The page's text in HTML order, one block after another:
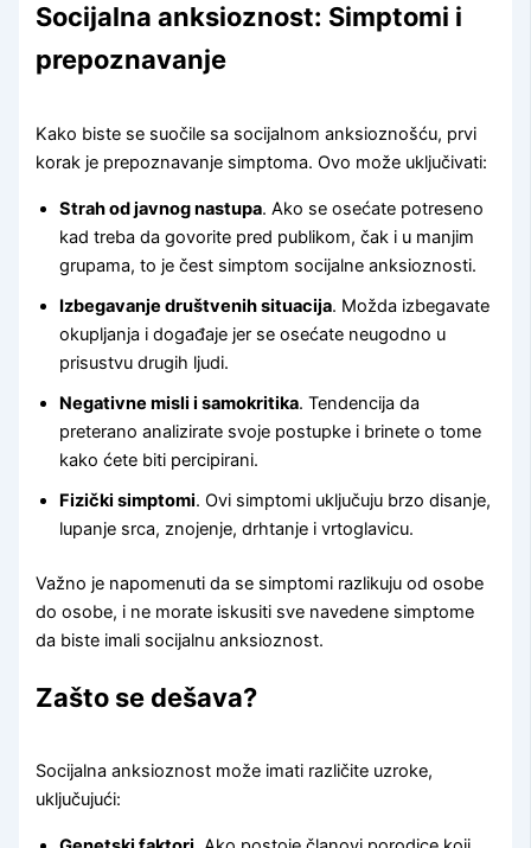
Socijalna anksioznost: Simptomi i
prepoznavanje
Kako biste se suočile sa socijalnom anksioznošću, prvi
korak je prepoznavanje simptoma. Ovo može uključivati:
Strah od javnog nastupa. Ako se osećate potreseno
kad treba da govorite pred publikom, čak i u manjim
grupama, to je čest simptom socijalne anksioznosti.
Izbegavanje društvenih situacija. Možda izbegavate
okupljanja i događaje jer se osećate neugodno u
prisustvu drugih ljudi.
Negativne misli i samokritika. Tendencija da
preterano analizirate svoje postupke i brinete o tome
kako ćete biti percipirani.
Fizički simptomi. Ovi simptomi uključuju brzo disanje,
lupanje srca, znojenje, drhtanje i vrtoglavicu.
Važno je napomenuti da se simptomi razlikuju od osobe
do osobe, i ne morate iskusiti sve navedene simptome
da biste imali socijalnu anksioznost.
Zašto se dešava?
Socijalna anksioznost može imati različite uzroke,
uključujući: